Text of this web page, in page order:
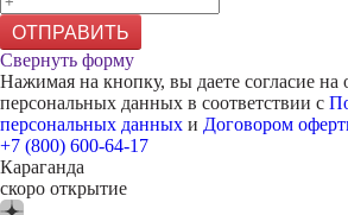
ОТПРАВИТЬ
Свернуть форму
Нажимая на кнопку, вы даете согласие на
персональных данных в соответствии с
персональных данных и Договором
+7 (800) 600-64-17
Караганда
скоро открытие